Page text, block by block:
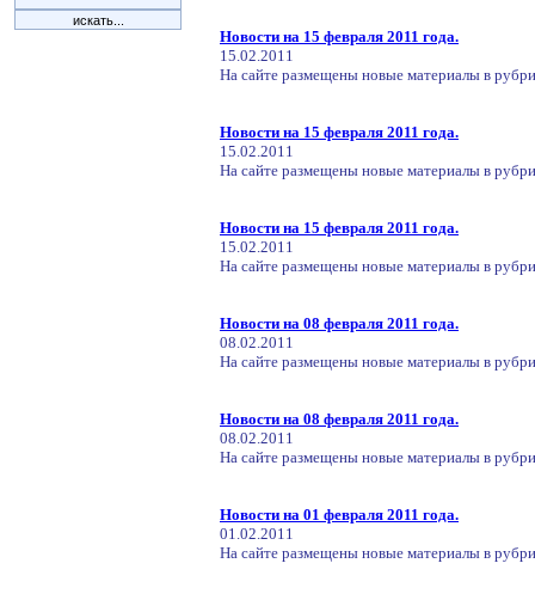
Новости на 15 февраля 2011 года.
15.02.2011
На сайте размещены новые материалы в
Новости на 15 февраля 2011 года.
15.02.2011
На сайте размещены новые материалы в
Новости на 15 февраля 2011 года.
15.02.2011
На сайте размещены новые материалы в
Новости на 08 февраля 2011 года.
08.02.2011
На сайте размещены новые материалы в
Новости на 08 февраля 2011 года.
08.02.2011
На сайте размещены новые материалы в
Новости на 01 февраля 2011 года.
01.02.2011
На сайте размещены новые материалы в